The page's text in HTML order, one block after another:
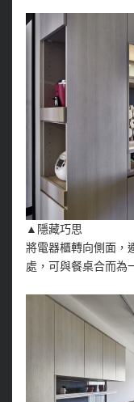
▲隱藏巧思
將電器櫃轉向側面，
處，可與餐桌合而為